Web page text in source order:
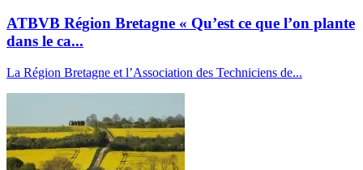
ATBVB Région Bretagne « Qu’est ce que l’on plante
dans le ca...
La Région Bretagne et l’Association des Techniciens de...